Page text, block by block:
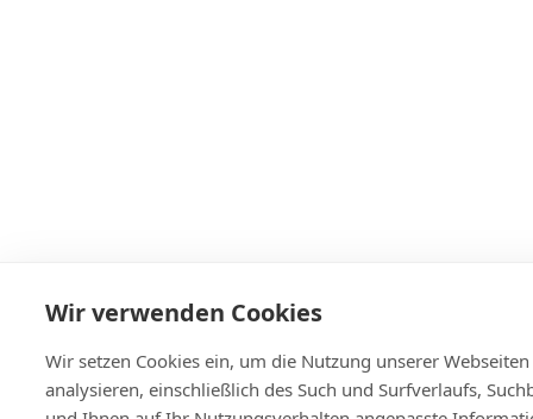
Wir verwenden Cookies
Wir setzen Cookies ein, um die Nutzung unserer
analysieren, einschließlich des Such und Surfverlaufs,